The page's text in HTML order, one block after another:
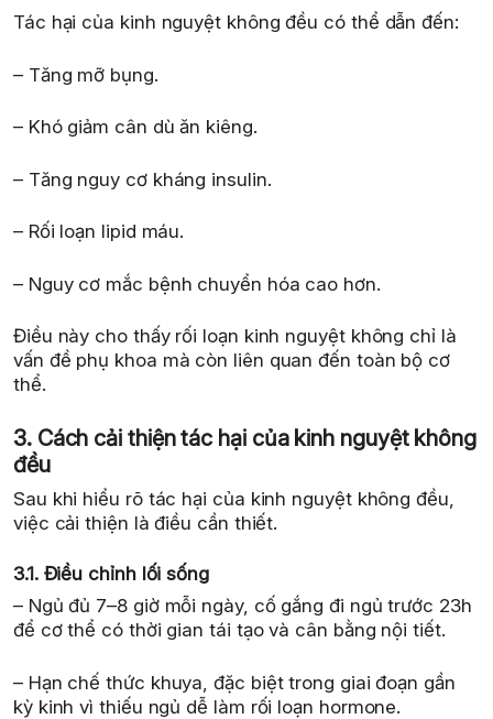
Tác hại của kinh nguyệt không đều có thể dẫn đến:
– Tăng mỡ bụng.
– Khó giảm cân dù ăn kiêng.
– Tăng nguy cơ kháng insulin.
– Rối loạn lipid máu.
– Nguy cơ mắc bệnh chuyển hóa cao hơn.
Điều này cho thấy rối loạn kinh nguyệt không chỉ là
vấn đề phụ khoa mà còn liên quan đến toàn bộ cơ
thể.
3. Cách cải thiện tác hại của kinh nguyệt không
đều
Sau khi hiểu rõ tác hại của kinh nguyệt không đều,
việc cải thiện là điều cần thiết.
3.1. Điều chỉnh lối sống
– Ngủ đủ 7–8 giờ mỗi ngày, cố gắng đi ngủ trước 23h
để cơ thể có thời gian tái tạo và cân bằng nội tiết.
– Hạn chế thức khuya, đặc biệt trong giai đoạn gần
kỳ kinh vì thiếu ngủ dễ làm rối loạn hormone.